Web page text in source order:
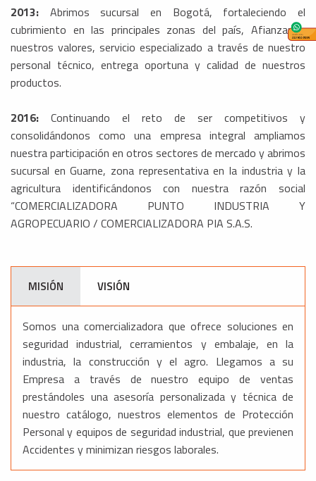
2013: Abrimos sucursal en Bogotá, fortaleciendo el
cubrimiento en las principales zonas del país, Afianzando
nuestros valores, servicio especializado a través de nuestro
personal técnico, entrega oportuna y calidad de nuestros
productos.
2016: Continuando el reto de ser competitivos y
consolidándonos como una empresa integral ampliamos
nuestra participación en otros sectores de mercado y abrimos
sucursal en Guarne, zona representativa en la industria y la
agricultura identificándonos con nuestra razón social
“COMERCIALIZADORA PUNTO INDUSTRIA Y
AGROPECUARIO / COMERCIALIZADORA PIA S.A.S.
MISIÓN VISIÓN
Somos una comercializadora que ofrece soluciones en
seguridad industrial, cerramientos y embalaje, en la
industria, la construcción y el agro. Llegamos a su
Empresa a través de nuestro equipo de ventas
prestándoles una asesoría personalizada y técnica de
nuestro catálogo, nuestros elementos de Protección
Personal y equipos de seguridad industrial, que previenen
Accidentes y minimizan riesgos laborales.